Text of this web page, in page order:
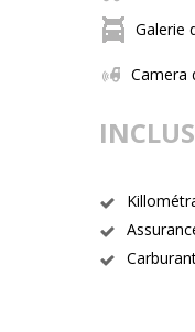
Galerie
Camera